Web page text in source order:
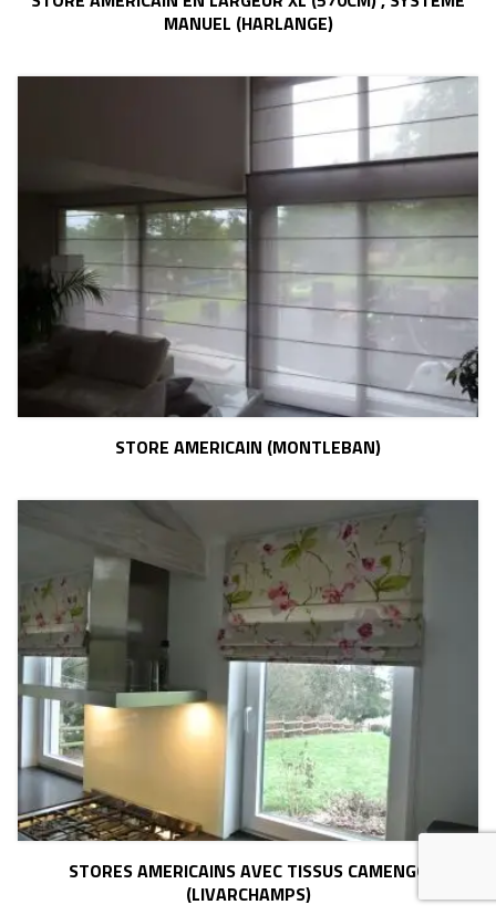
MANUEL (HARLANGE)
STORE AMERICAIN (MONTLEBAN)
STORES AMERICAINS AVEC TISSUS CAMENGO
(LIVARCHAMPS)